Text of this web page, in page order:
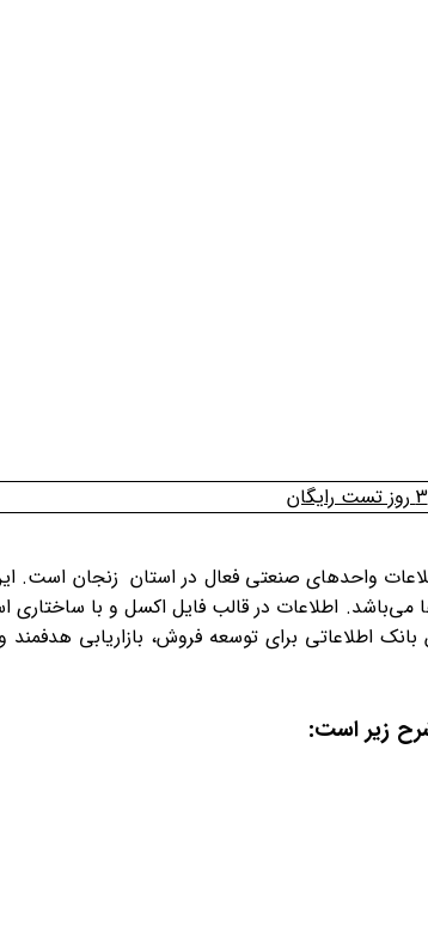
3 روز تست رایگان
واحدهای صنعتی فعال در استان زنجان است.
اطلاعات در قالب فایل اکسل و با ساختاری
اطلاعاتی برای توسعه فروش، بازاریابی
زیر است: